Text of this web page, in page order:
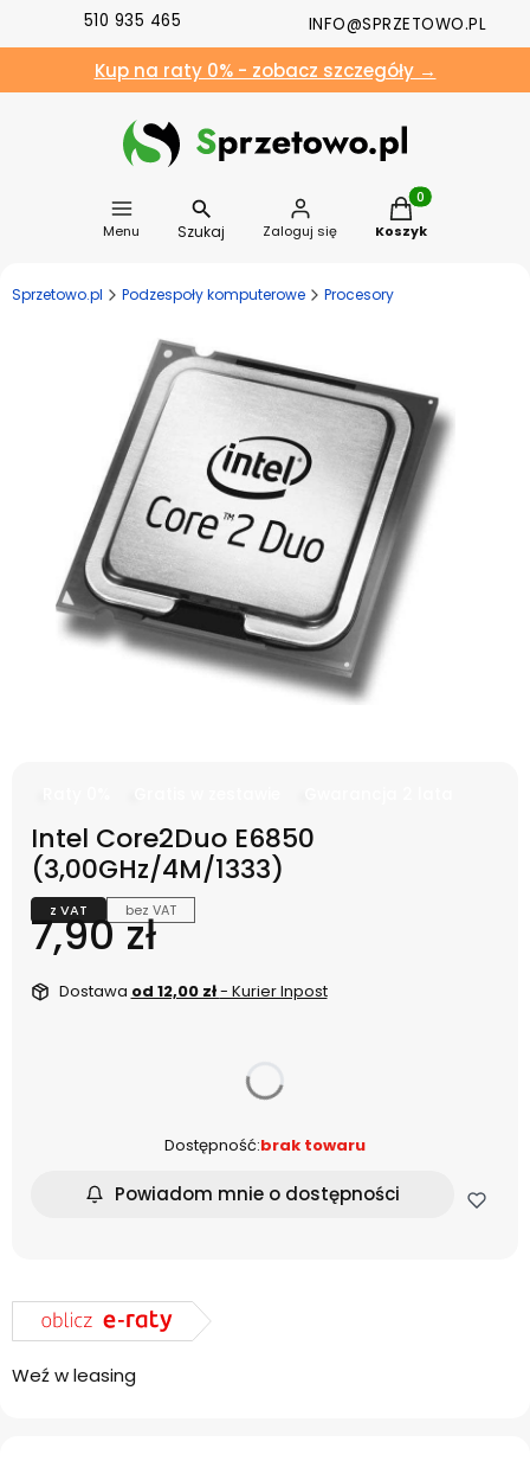
510 935 465 INFO@SPRZETOWO.PL
Kup na raty 0% - zobacz szczegóły →
Menu Szukaj Zaloguj się
Produkty w
Koszyk
Sprzetowo.pl Podzespoły komputerowe Procesory
Intel Core2Duo E6850
(3,00GHz/4M/1333)
z VAT bez VAT
Cena
7,90 zł
Dostawa od 12,00 zł- Kurier Inpost
Dostępność:brak towaru
Powiadom mnie o dostępności
Weź w leasing